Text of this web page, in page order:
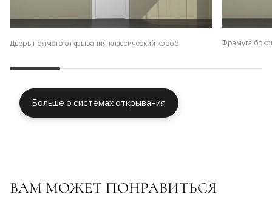
Дверь прямого открывания классический короб Фрамуга
Больше о системах открывания
ВАМ МОЖЕТ ПОНРАВИТЬСЯ